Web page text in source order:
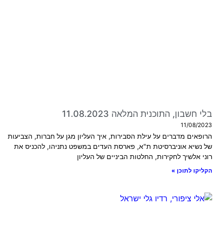
בלי חשבון, התוכנית המלאה 11.08.2023
11/08/2023
הרופאים מדברים על עילת הסבירות, איך העליון מגן על חברות, הצביעות
של נשיא אוניברסיטת ת"א, פארסת העדים במשפט נתניהו, להכניס את
רוני אלשיך לחקירות, החלטות הביניים של העליון
הקליקו לתוכן »